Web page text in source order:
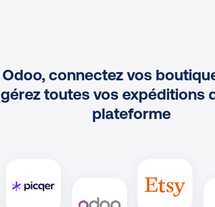
Odoo, connectez vos
toutes vos expéditions
plateforme